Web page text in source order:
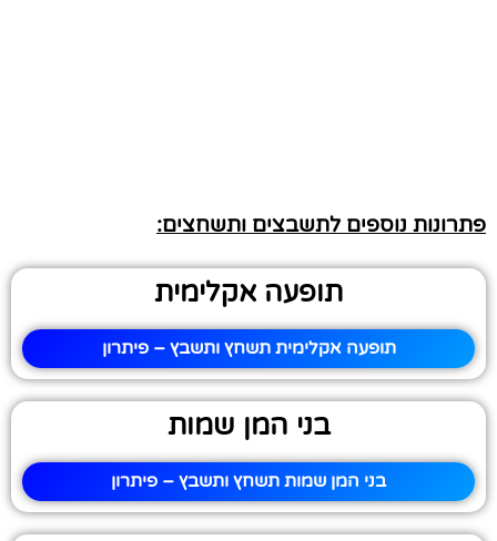
פתרונות נוספים לתשבצים ותשחצים:
תופעה אקלימית
תופעה אקלימית תשחץ ותשבץ – פיתרון
בני המן שמות
בני המן שמות תשחץ ותשבץ – פיתרון